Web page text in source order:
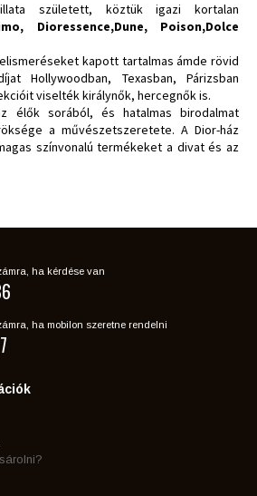
született, köztük igazi kortalan
Dioressence,Dune, Poison,Dolce
kapott tartalmas ámde rövid
Hollywoodban, Texasban, Párizsban
viselték királynők, hercegnők is.
élők sorából, és hatalmas birodalmat
a művészetszeretete. A Dior-ház
színvonalú termékeket a divat és az
ha kérdése van
ha mobilon szeretne rendelni